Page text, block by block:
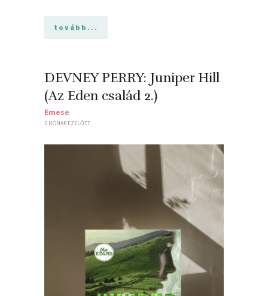
tovább...
DEVNEY PERRY: Juniper Hill
(Az Eden család 2.)
Emese
5 HÓNAP EZELŐTT